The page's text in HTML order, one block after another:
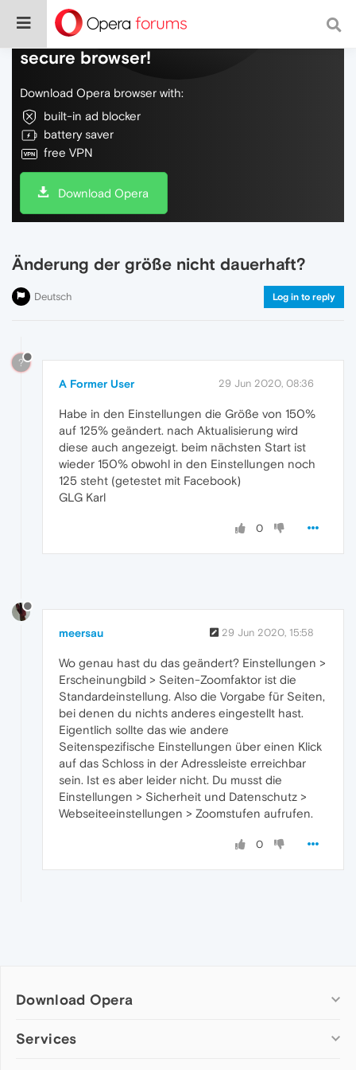
Do more on the web, with a fast and
secure browser!
Download Opera browser with:
built-in ad blocker
battery saver
free VPN
Download Opera
Änderung der größe nicht dauerhaft?
Deutsch Log in to reply
?
A Former User 29 Jun 2020, 08:36
Habe in den Einstellungen die Größe von 150%
auf 125% geändert. nach Aktualisierung wird
diese auch angezeigt. beim nächsten Start ist
wieder 150% obwohl in den Einstellungen noch
125 steht (getestet mit Facebook)
GLG Karl
0
meersau 29 Jun 2020, 15:58
Wo genau hast du das geändert? Einstellungen >
Erscheinungbild > Seiten-Zoomfaktor ist die
Standardeinstellung. Also die Vorgabe für Seiten,
bei denen du nichts anderes eingestellt hast.
Eigentlich sollte das wie andere
Seitenspezifische Einstellungen über einen Klick
auf das Schloss in der Adressleiste erreichbar
sein. Ist es aber leider nicht. Du musst die
Einstellungen > Sicherheit und Datenschutz >
Webseiteeinstellungen > Zoomstufen aufrufen.
0
Download Opera
Computer browsers
Services